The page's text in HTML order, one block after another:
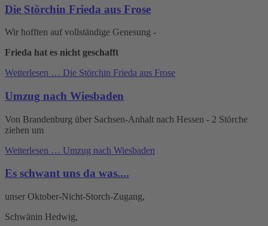
Die Störchin Frieda aus Frose
Wir hofften auf vollständige Genesung -
Frieda hat es nicht geschafft
Weiterlesen … Die Störchin Frieda aus Frose
Umzug nach Wiesbaden
Von Brandenburg über Sachsen-Anhalt nach Hessen - 2 Störche
ziehen um
Weiterlesen … Umzug nach Wiesbaden
Es schwant uns da was....
unser Oktober-Nicht-Storch-Zugang,
Schwänin Hedwig,